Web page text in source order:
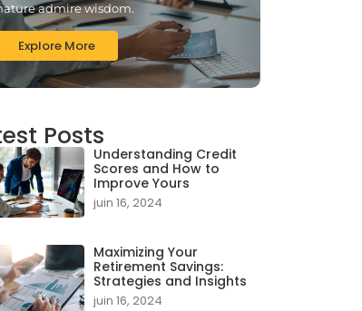
admire wisdom.
Explore More
Posts
Understanding Credit
Scores and How to
Improve Yours
juin 16, 2024
Maximizing Your
Retirement Savings:
Strategies and Insights
juin 16, 2024